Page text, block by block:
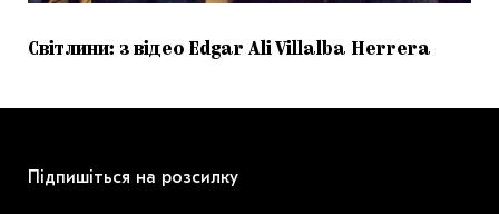
Світлини: з відео Edgar Ali Villalba Herrera
Підпишіться на розсилку